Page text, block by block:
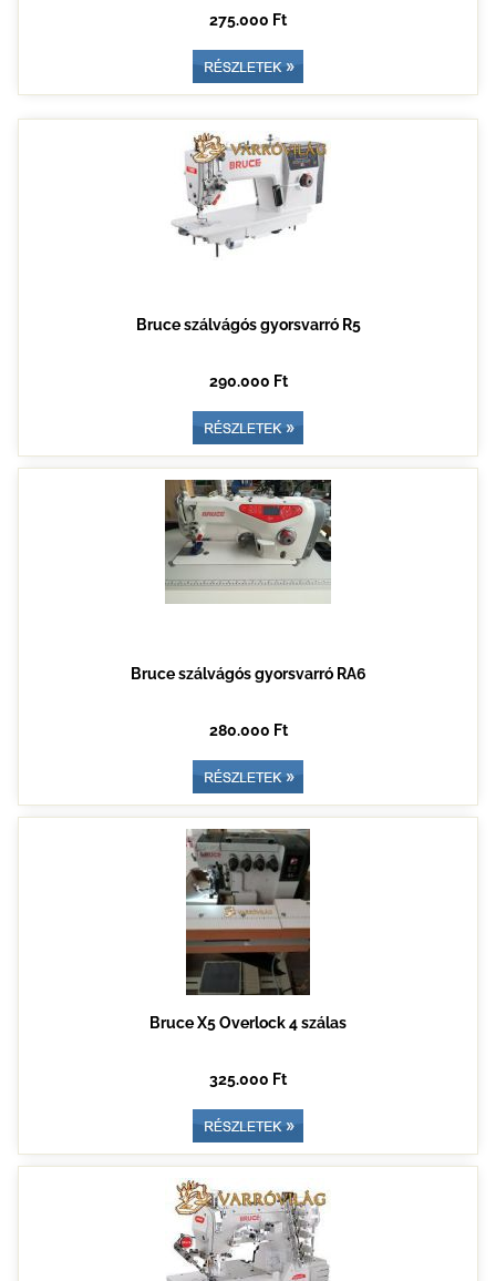
275.000 Ft
Bruce szálvágós gyorsvarró R5
290.000 Ft
Bruce szálvágós gyorsvarró RA6
280.000 Ft
Bruce X5 Overlock 4 szálas
325.000 Ft